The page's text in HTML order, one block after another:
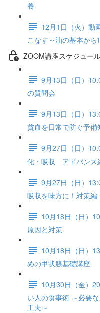
養
12月1日（火）
こなす～油の基本から
ZOOM講座スケジュー
9月13日（日）
の質問会
9月13日（日）
貧血を日常で防ぐ予備
9月27日（日）
化・吸収 アドバンス
9月27日（日）
吸収を味方に！対策編
10月18日（日）
原因と対策
10月18日（日）
めの甲状腺基礎講座
10月30日（金）
い人の食事術 ～必要
工夫～